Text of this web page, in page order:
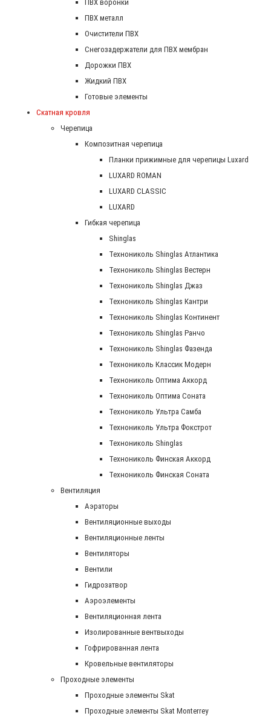
ПВХ воронки
ПВХ металл
Очистители ПВХ
Снегозадержатели для ПВХ мембран
Дорожки ПВХ
Жидкий ПВХ
Готовые элементы
Скатная кровля
Черепица
Композитная черепица
Планки прижимные для черепицы Luxard
LUXARD ROMAN
LUXARD CLASSIC
LUXARD
Гибкая черепица
Shinglas
Технониколь Shinglas Атлантика
Технониколь Shinglas Вестерн
Технониколь Shinglas Джаз
Технониколь Shinglas Кантри
Технониколь Shinglas Континент
Технониколь Shinglas Ранчо
Технониколь Shinglas Фазенда
Технониколь Классик Модерн
Технониколь Оптима Аккорд
Технониколь Оптима Соната
Технониколь Ультра Самба
Технониколь Ультра Фокстрот
Технониколь Shinglas
Технониколь Финская Аккорд
Технониколь Финская Соната
Вентиляция
Аэраторы
Вентиляционные выходы
Вентиляционные ленты
Вентиляторы
Вентили
Гидрозатвор
Аэроэлементы
Вентиляционная лента
Изолированные вентвыходы
Гофрированная лента
Кровельные вентиляторы
Проходные элементы
Проходные элементы Skat
Проходные элементы Skat Monterrey